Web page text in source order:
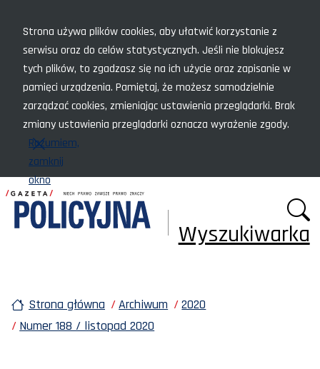
Strona używa plików cookies, aby ułatwić korzystanie z
serwisu oraz do celów statystycznych. Jeśli nie blokujesz
tych plików, to zgadzasz się na ich użycie oraz zapisanie w
pamięci urządzenia. Pamiętaj, że możesz samodzielnie
zarządzać cookies, zmieniając ustawienia przeglądarki. Brak
zmiany ustawienia przeglądarki oznacza wyrażenie zgody.
Rozumiem,
zamknij
okno
Wyszukiwarka
Strona główna Archiwum
2020
Numer 188 / listopad 2020